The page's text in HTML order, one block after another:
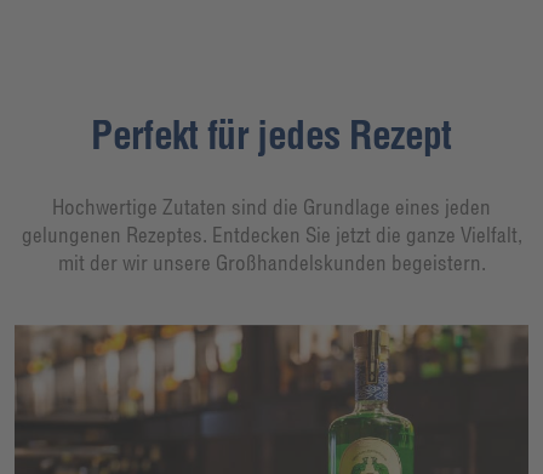
Perfekt für jedes Rezept
Hochwertige Zutaten sind die Grundlage eines jeden
gelungenen Rezeptes. Entdecken Sie jetzt die ganze Vielfalt,
mit der wir unsere Großhandelskunden begeistern.